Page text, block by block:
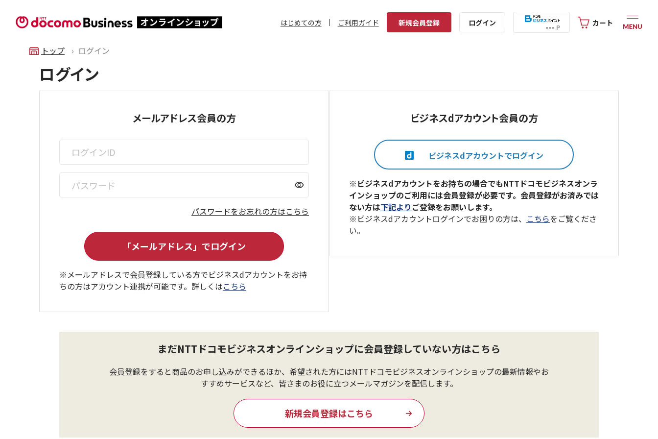
はじめての方 ご利用ガイド 新規会員登録 ログイン --- P カート
トップ ログイン
ログイン
メールアドレス会員の方
visibility
パスワードをお忘れの方はこちら
※メールアドレスで会員登録している方でビジネスdアカウントをお持
ちの方はアカウント連携が可能です。詳しくはこちら
ビジネスdアカウント会員の方
※ビジネスdアカウントをお持ちの場合でもNTTドコモビジネスオンラ
インショップのご利用には会員登録が必要です。会員登録がお済みでは
ない方は下記より ご登録をお願いします。
※ビジネスdアカウントログインでお困りの方は、 こちらをご覧くださ
い。
まだNTTドコモビジネスオンラインショップに会員登録していない方はこちら
会員登録をすると商品のお申し込みができるほか、希望された方にはNTTドコモビジネスオンラインショップの最新情報やお
すすめサービスなど、皆さまのお役に立つメールマガジンを配信します。
新規会員登録はこちら